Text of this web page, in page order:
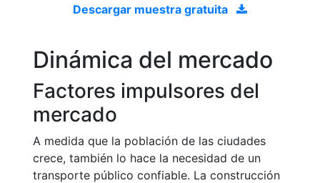
Descargar muestra gratuita
Dinámica del mercado
Factores impulsores del
mercado
A medida que la población de las ciudades
crece, también lo hace la necesidad de un
transporte público confiable. La construcción